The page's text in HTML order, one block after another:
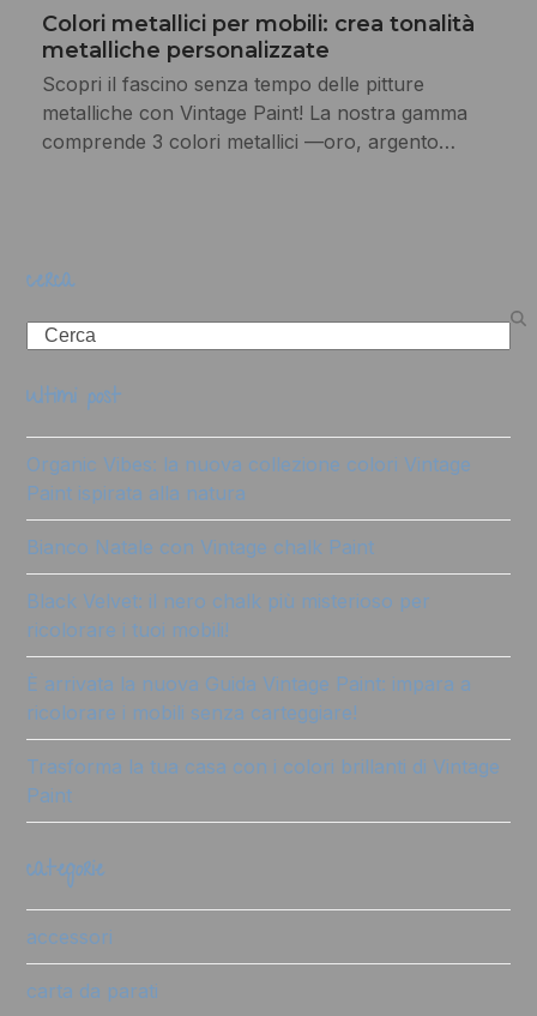
Colori metallici per mobili: crea tonalità
metalliche personalizzate
Scopri il fascino senza tempo delle pitture
metalliche con Vintage Paint! La nostra gamma
comprende 3 colori metallici —oro, argento…
cerca
Search
ultimi post
Organic Vibes: la nuova collezione colori Vintage
Paint ispirata alla natura
Bianco Natale con Vintage chalk Paint
Black Velvet: il nero chalk più misterioso per
ricolorare i tuoi mobili!
È arrivata la nuova Guida Vintage Paint: impara a
ricolorare i mobili senza carteggiare!
Trasforma la tua casa con i colori brillanti di Vintage
Paint
categorie
accessori
carta da parati